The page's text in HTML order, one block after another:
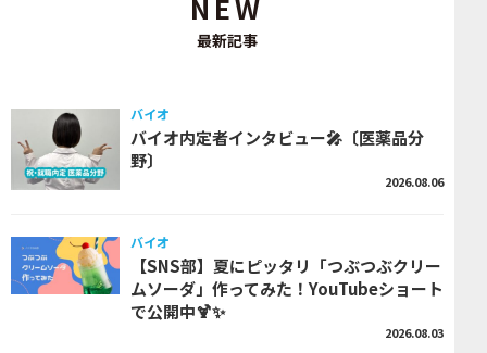
NEW
最新記事
バイオ
バイオ内定者インタビュー🎤〔医薬品分
野〕
2026.08.06
バイオ
【SNS部】夏にピッタリ「つぶつぶクリー
ムソーダ」作ってみた！YouTubeショート
で公開中🍹✨
2026.08.03